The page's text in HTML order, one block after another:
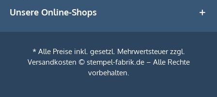
Unsere Online-Shops
* Alle Preise inkl. gesetzl. Mehrwertsteuer zzgl.
Versandkosten © stempel-fabrik.de – Alle Rechte
vorbehalten.